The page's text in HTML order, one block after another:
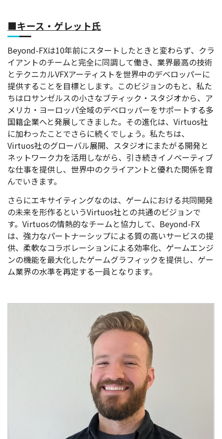
■キース・ゲレット氏
Beyond-FXは10年前にスタートしたときと変わらず、クラ
イアントのチームと完全に同調して働き、業界最高の技術
とテクニカルVFXアーティストを世界中のデベロッパーに
提供することを目標とします。このビジョンのもと、私た
ちはロサンゼルスの小さなブティック・スタジオから、ア
メリカ・ヨーロッパ全域のデベロッパーをサポートする多
国籍企業へと発展してきました。その進化は、Virtuos社
に加わったことでさらに続くでしょう。私たちは、
Virtuos社のグローバル展開、スタジオにまたがる開発と
ネットワーク力を活用しながら、引き続きイノベーティブ
な仕事を提供し、世界中のクライアントと優れた関係を育
んでいきます。
さらにエキサイティングなのは、ゲームにおける共同開発
の未来を形作るというVirtuos社との共通のビジョンで
す。Virtuosの情熱的なチームと協力して、Beyond-FX
は、強力なパートナーシップによる質の高いサービスの提
供、柔軟なコラボレーションによる効率化、ゲームエンジ
ンの機能を最大化したゲームグラフィックを提供し、ゲー
ム業界の水準を再定する一員となります。